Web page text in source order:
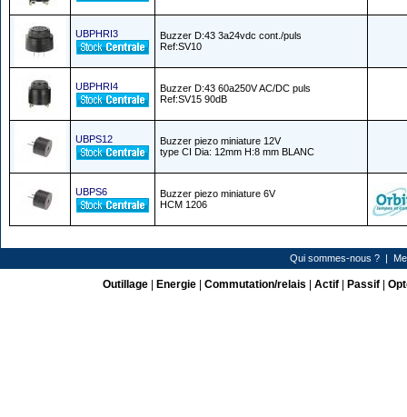
UBPHRI3
Buzzer D:43 3a24vdc cont./puls
Ref:SV10
UBPHRI4
Buzzer D:43 60a250V AC/DC puls
Ref:SV15 90dB
UBPS12
Buzzer piezo miniature 12V
type CI Dia: 12mm H:8 mm BLANC
UBPS6
Buzzer piezo miniature 6V
HCM 1206
Qui sommes-nous ? |
Outillage| Energie| Commutation/relais Actif| Passif|